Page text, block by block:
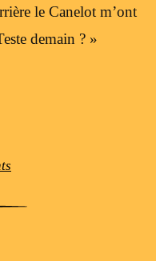
le Canelot m’ont
demain ? »